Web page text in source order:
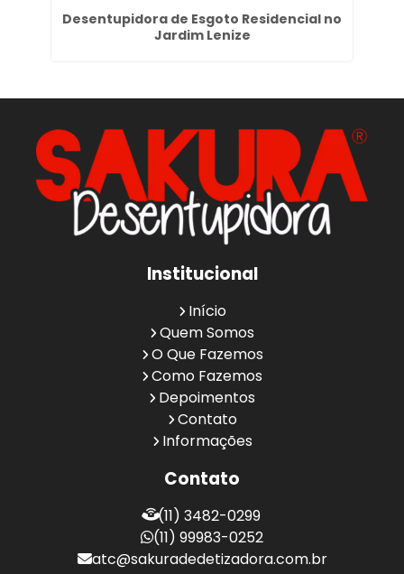
Desentupidora de Esgoto Residencial no
Jardim Lenize
Institucional
Início
Quem Somos
O Que Fazemos
Como Fazemos
Depoimentos
Contato
Informações
Contato
(11) 3482-0299
(11) 99983-0252
atc@sakuradedetizadora.com.br